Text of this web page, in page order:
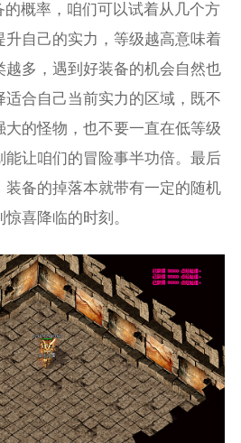
的概率，咱们可以试着从几个方
升自己的实力，等级越高意味着
越多，遇到好装备的机会自然也
合自己当前实力的区域，既不
的怪物，也不要一直在低等级
能让咱们的冒险事半功倍。最后
备的掉落本就带有一定的随机
喜降临的时刻。